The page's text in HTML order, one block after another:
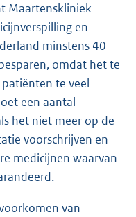
Maartenskliniek
en
minstens 40
omdat het te
te veel
een aantal
het niet meer op de
voorschrijven en
medicijnen waarvan
van